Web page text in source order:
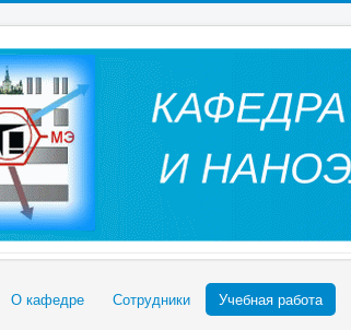
О кафедре Сотрудники Учебная работа